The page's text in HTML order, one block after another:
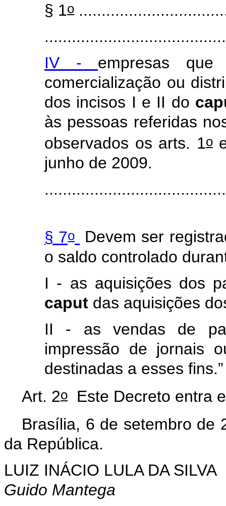
§ 1o
IV - empresas
comercialização ou
dos incisos I e II do
às pessoas referidas
observados os arts. 1o
junho de 2009.
§ 7o
Devem ser
o saldo controlado
I - as aquisições dos
caput das aquisições
II - as vendas de
impressão de jornais
destinadas a esses
Art. 2o Este Decreto entra
Brasília, 6 de setembro de
da República.
LUIZ INÁCIO LULA DA SILVA
Guido Mantega